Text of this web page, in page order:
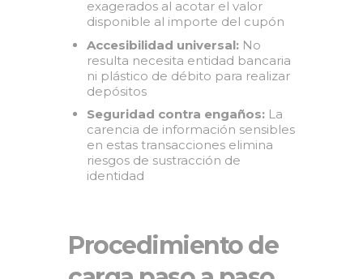
exagerados al acotar el valor
disponible al importe del cupón
Accesibilidad universal:No
resulta necesita entidad bancaria
ni plástico de débito para realizar
depósitos
Seguridad contra engaños:La
carencia de información sensibles
en estas transacciones elimina
riesgos de sustracción de
identidad
Procedimiento de